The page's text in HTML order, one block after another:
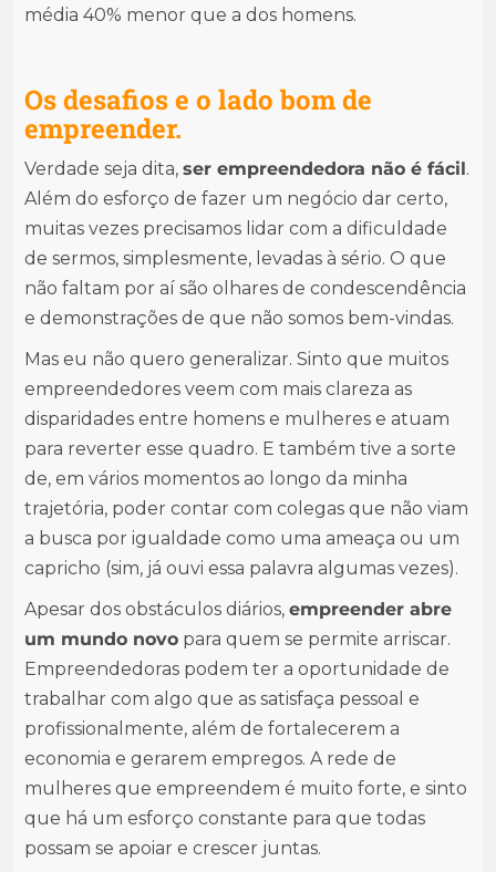
média 40% menor que a dos homens.
Os desafios e o lado bom de
empreender.
Verdade seja dita, ser empreendedora não é fácil .
Além do esforço de fazer um negócio dar certo,
muitas vezes precisamos lidar com a dificuldade
de sermos, simplesmente, levadas à sério. O que
não faltam por aí são olhares de condescendência
e demonstrações de que não somos bem-vindas.
Mas eu não quero generalizar. Sinto que muitos
empreendedores veem com mais clareza as
disparidades entre homens e mulheres e atuam
para reverter esse quadro. E também tive a sorte
de, em vários momentos ao longo da minha
trajetória, poder contar com colegas que não viam
a busca por igualdade como uma ameaça ou um
capricho (sim, já ouvi essa palavra algumas vezes).
Apesar dos obstáculos diários, empreender abre
um mundo novo para quem se permite arriscar.
Empreendedoras podem ter a oportunidade de
trabalhar com algo que as satisfaça pessoal e
profissionalmente, além de fortalecerem a
economia e gerarem empregos. A rede de
mulheres que empreendem é muito forte, e sinto
que há um esforço constante para que todas
possam se apoiar e crescer juntas.